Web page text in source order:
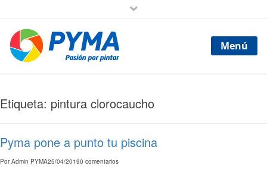
Menú
Etiqueta: pintura clorocaucho
Pyma pone a punto tu piscina
PorAdmin PYMA25/04/20190 comentarios